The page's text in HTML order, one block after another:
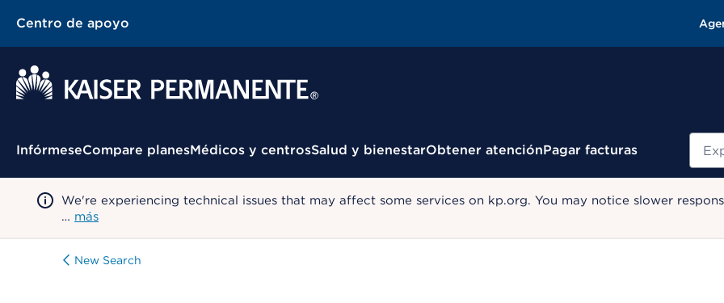
Centro de apoyo
Menú contextual
InfórmeseCompare planesMédicos y centrosSalud y bienestarObtener atenciónPagar facturas
We're experiencing technical issues that may affect some services on kp.org. You may notice slower
… más
New Search